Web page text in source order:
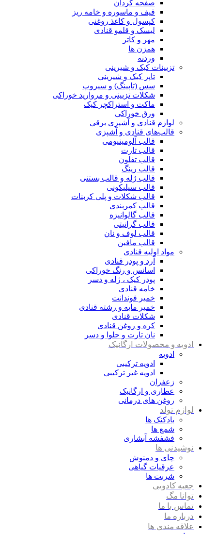
صفحه گردان
قیف و ماسوره و خامه ریز
کپسول و کاغذ روغنی
لیسک و قلمو قنادی
مهر و کاتر
همزن ها
وردنه
تزیینات کیک و شیرینی
تاپر کیک و شیرینی
سس (تاپینگ) و سیروپ
شکلات تزیینی و مروارید خوراکی
ماکت و استراکچر کیک
ورق خوراکی
لوازم قنادی و آشپزی برقی
قالب‌های قنادی و آشپزی
قالب آلومینیومی
قالب تارت
قالب تفلون
قالب رینگ
قالب ژله و قالب بستنی
قالب سیلیکونی
قالب شکلات و پلی کربنات
قالب کمربندی
قالب گالوانیزه
قالب گرانیتی
قالب لوف و نان
قالب مافین
مواد اولیه قنادی
آرد و پودر قنادی
اسانس و رنگ خوراکی
پودر کیک ، ژله و دسر
خامه قنادی
خمیر فوندانت
خمیر مایه و رشته قنادی
شکلات قنادی
کره و روغن قنادی
نان تارت و حلوا و دسر
ادویه و محصولات ارگانیک
ادویه
ادویه ترکیبی
ادویه غیر ترکیبی
زعفران
عطاری و ارگانیک
روغن های درمانی
لوازم تولد
بادکنک ها
شمع ها
فشفشه آبشاری
نوشیدنی ها
چای و دمنوش
عرقیات گیاهی
شربت ها
جعبه کادویی
توانا مگ
تماس با ما
درباره ما
علاقه مندی ها